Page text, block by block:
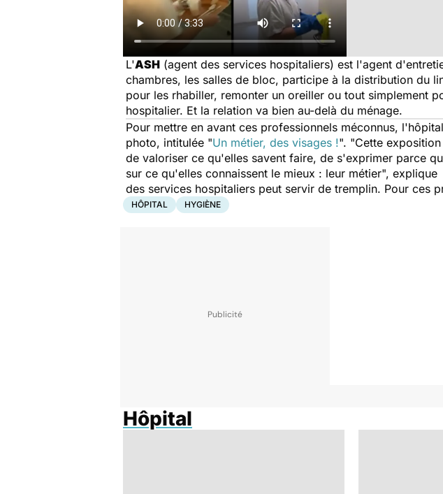
L'ASH (agent des services hospitaliers) est l'agent
chambres, les salles de bloc, participe à la distribution du
pour les rhabiller, remonter un oreiller ou tout simplement
hospitalier. Et la relation va bien au-delà du ménage.
Pour mettre en avant ces professionnels méconnus,
photo, intitulée "Un métier, des visages !". "Cette
de valoriser ce qu'elles savent faire, de s'exprimer parce
sur ce qu'elles connaissent le mieux : leur métier", explique
des services hospitaliers peut servir de tremplin. Pour ces
HÔPITAL HYGIÈNE
Hôpital